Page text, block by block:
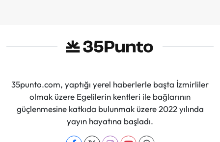
35punto.com, yaptığı yerel haberlerle başta İzmirliler
olmak üzere Egelilerin kentleri ile bağlarının
güçlenmesine katkıda bulunmak üzere 2022 yılında
yayın hayatına başladı.